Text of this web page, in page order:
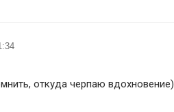
откуда черпаю вдохновение)